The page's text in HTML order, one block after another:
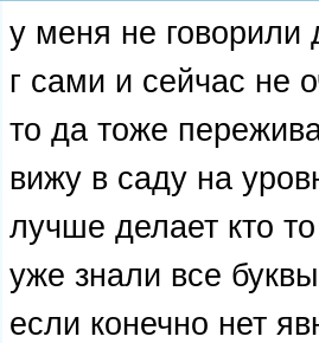
у меня не говорили
г сами и сейчас не
то да тоже
вижу в саду на
лучше делает кто
уже знали все
если конечно нет